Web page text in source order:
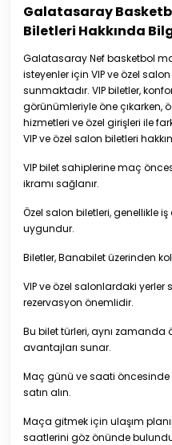
Galatasaray
Biletleri Hakkında
Galatasaray Nef basketbol
isteyenler için VIP ve özel
sunmaktadır. VIP biletler,
görünümleriyle öne çıkarken,
hizmetleri ve özel girişleri ile
VIP ve özel salon biletleri
VIP bilet sahiplerine maç
ikramı sağlanır.
Özel salon biletleri, genellikle
uygundur.
Biletler, Banabilet üzerinden
VIP ve özel salonlardaki yerler
rezervasyon önemlidir.
Bu bilet türleri, aynı zamanda
avantajları sunar.
Maç günü ve saati
satın alın.
Maça gitmek için ulaşım
saatlerini göz önünde